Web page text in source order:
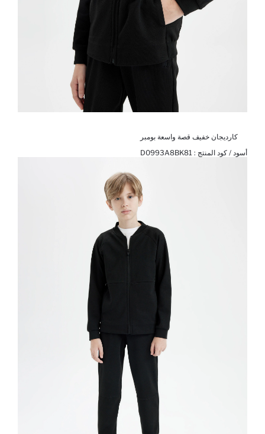
كارديجان خفيف قصة واسعة بومبر
أسود / كود المنتج : D0993A8BK81